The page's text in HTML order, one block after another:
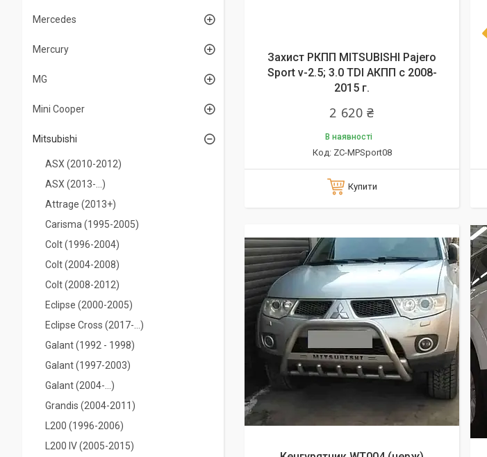
Захист РКПП MITSUBISHI Pajero
Sport v-2.5; 3.0 TDI АКПП c 2008-
2015 г.
2 620 ₴
В наявності
ZC-MPSport08
Купити
Mercedes
Mercury
MG
Mini Cooper
Mitsubishi
ASX (2010-2012)
ASX (2013-...)
Attrage (2013+)
Carisma (1995-2005)
Colt (1996-2004)
Colt (2004-2008)
Colt (2008-2012)
Eclipse (2000-2005)
Eclipse Cross (2017-...)
Galant (1992 - 1998)
Galant (1997-2003)
Galant (2004-...)
Grandis (2004-2011)
L200 (1996-2006)
L200 IV (2005-2015)